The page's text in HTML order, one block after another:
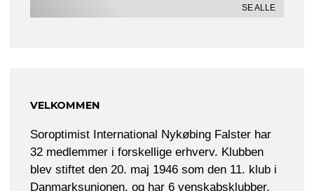
SE ALLE
VELKOMMEN
Soroptimist International Nykøbing Falster har
32 medlemmer i forskellige erhverv. Klubben
blev stiftet den 20. maj 1946 som den 11. klub i
Danmarksunionen, og har 6 venskabsklubber.